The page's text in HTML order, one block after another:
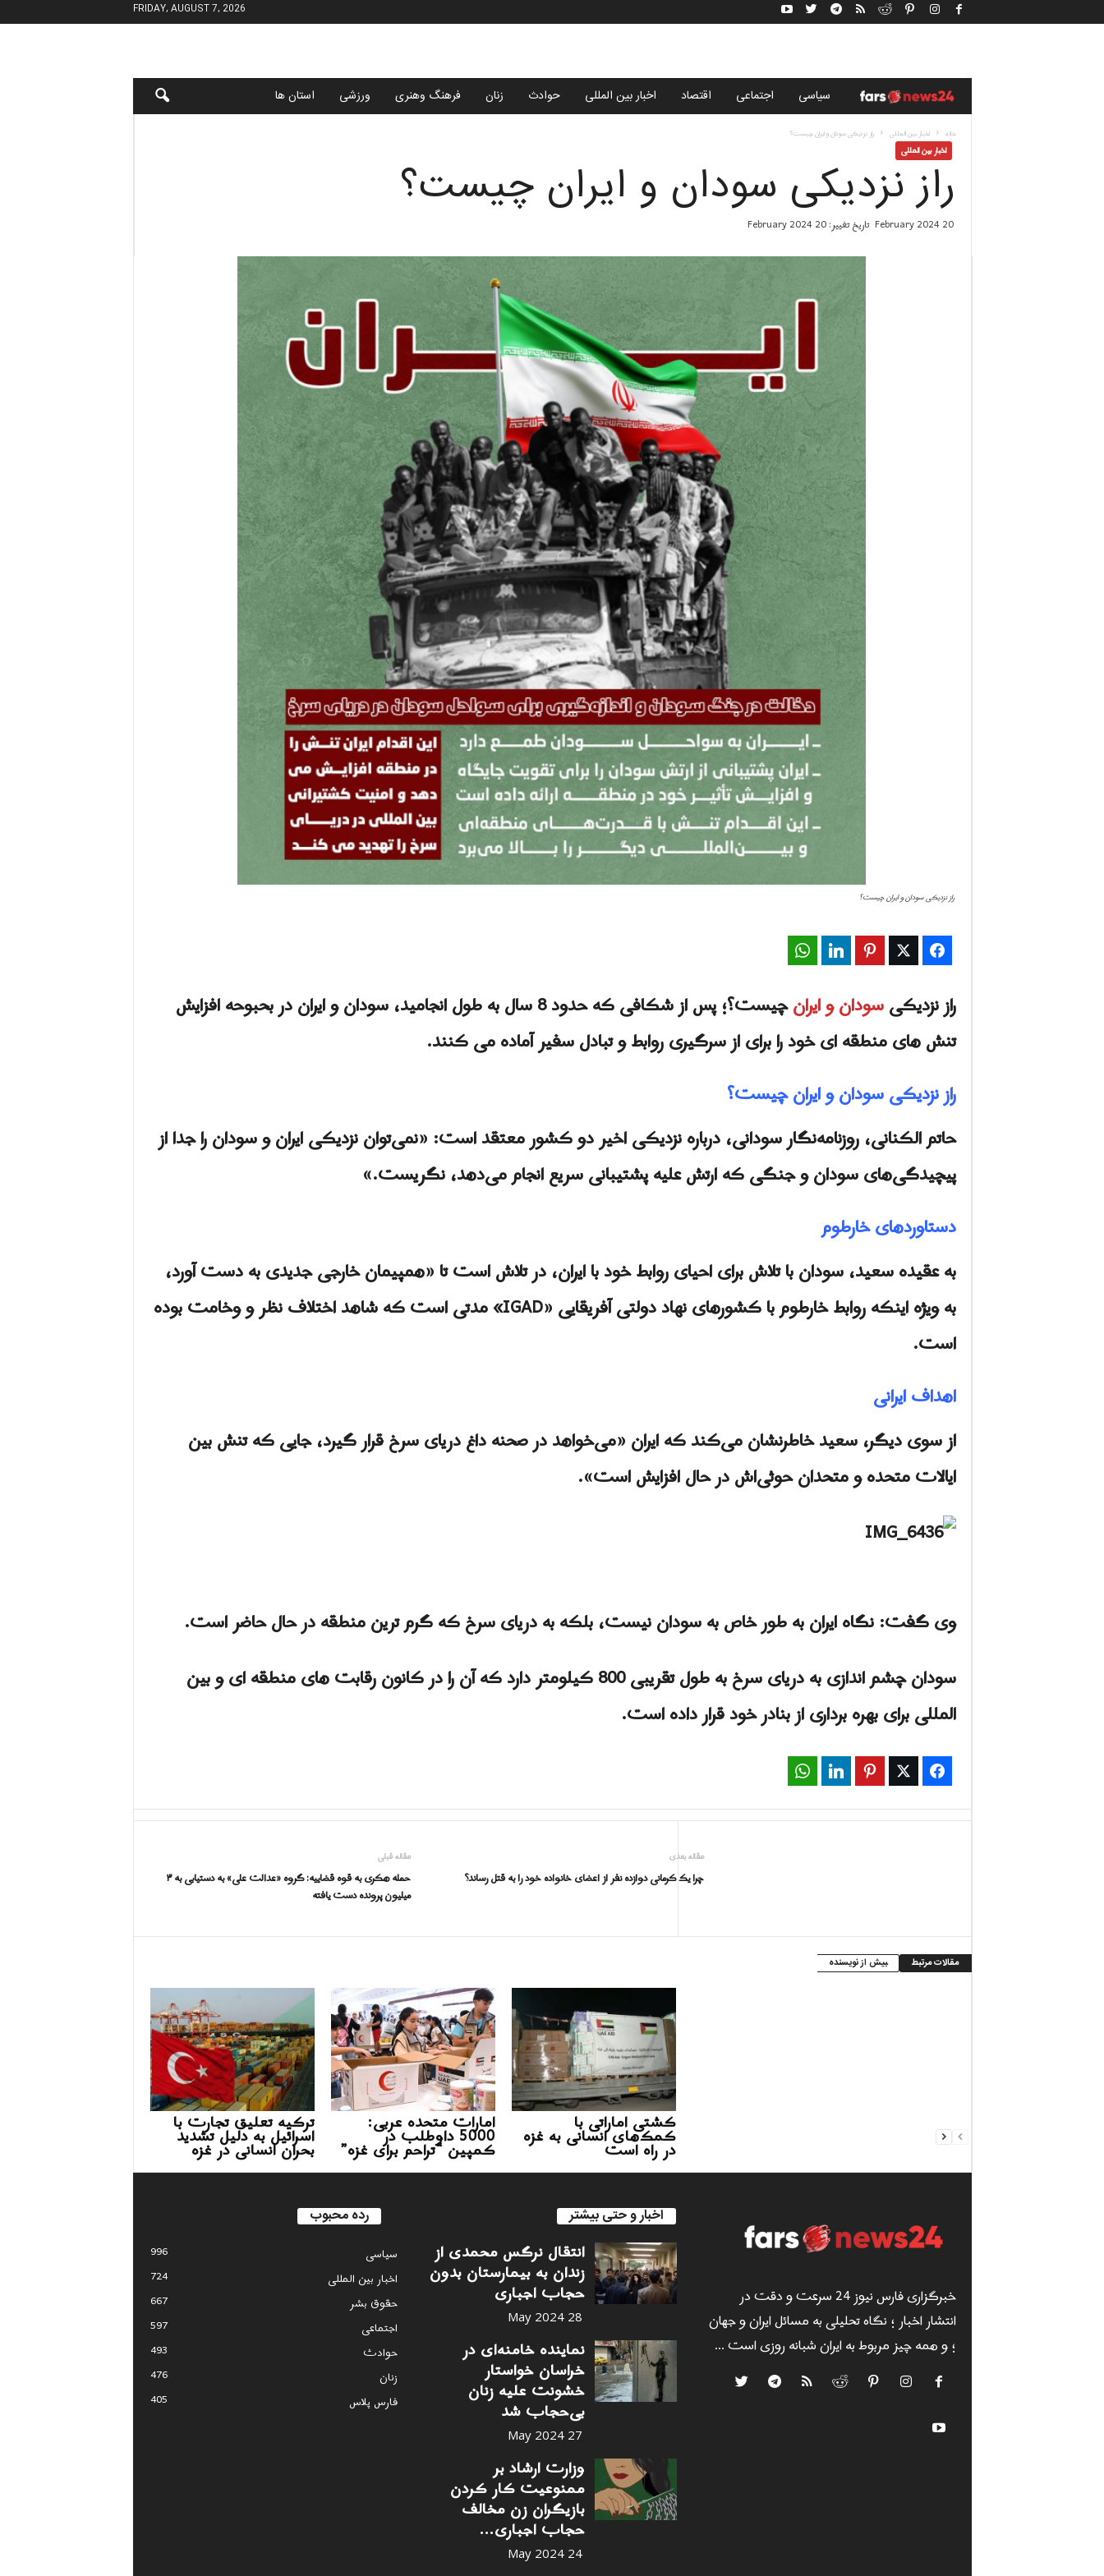
FRIDAY, AUGUST 7, 2026
ب
گ
س
و
ز
4
سياسى اجتماعی اقتصاد اخبار بین المللی حوادث زنان فرهنگ وهنری ورزشی استان ها
خانه اخبار بین المللی راز نزدیکی سودان و ایران چیست؟
اخبار بین المللی
راز نزدیکی سودان و ایران چیست؟
20 February 2024 تاریخ تغییر: 20 February 2024
راز نزدیکی سودان و ایران چیست؟
Facebook
Twitter
Pinterest
LinkedIn
راز نزدیکیسودان و ایران
چیست؟؛ پس از شکافی که حدود 8 سال به طول انجامید، سودان و ایران در بحبوحه افزایش
تنش های منطقه ای خود را برای از سرگیری روابط و تبادل سفیر آماده می کنند.
راز نزدیکی سودان و ایران چیست؟
حاتم الکنانی، روزنامه‌نگار سودانی، درباره نزدیکی اخیر دو کشور معتقد است: «نمی‌توان نزدیکی ایران و سودان را جدا از
پیچیدگی‌های سودان و جنگی که ارتش علیه پشتیبانی سریع انجام می‌دهد، نگریست.»
دستاوردهای خارطوم
به عقیده سعید، سودان با تلاش برای احیای روابط خود با ایران، در تلاش است تا «همپیمان خارجی جدیدی به دست آورد،
به ویژه اینکه روابط خارطوم با کشورهای نهاد دولتی آفریقایی «IGAD» مدتی است که شاهد اختلاف نظر و وخامت بوده
است.
اهداف ایرانی
از سوی دیگر، سعید خاطرنشان می‌کند که ایران «می‌خواهد در صحنه داغ دریای سرخ قرار گیرد، جایی که تنش بین
ایالات متحده و متحدان حوثی‌اش در حال افزایش است».
وی گفت: نگاه ایران به طور خاص به سودان نیست، بلکه به دریای سرخ که گرم ترین منطقه در حال حاضر است.
سودان چشم اندازی به دریای سرخ به طول تقریبی 800 کیلومتر دارد که آن را در کانون رقابت های منطقه ای و بین
المللی برای بهره برداری از بنادر خود قرار داده است.
Facebook
Twitter
Pinterest
LinkedIn
مقاله قبلی
حمله هکری به قوه قضاییه: گروه «عدالت علی» به دستیابی به ۳
میلیون پرونده دست یافته
مقاله بعدی
چرا یک کرمانی دوازده نفر از اعضای خانواده خود را به قتل رساند؟
مقالات مرتبط بیش از نویسنده
ترکیه تعلیق تجارت با
اسرائیل به دلیل تشدید
بحران انسانی در غزه
امارات متحده عربی:
5000 داوطلب در
کمپین “تراحم برای غزه”
کشتی اماراتی با
کمک‌های انسانی به غزه
در راه است
خبرگزاری فارس نیوز 24 سرعت و دقت در
انتشار اخبار ؛ نگاه تحلیلی به مسائل ایران و جهان
؛ و همه چیز مربوط به ایران شبانه روزی است ...
اخبار و حتی بیشتر
انتقال نرگس محمدی از
زندان به بیمارستان بدون
حجاب اجباری
28 May 2024
نماینده خامنه‌ای در
خراسان خواستار
خشونت علیه زنان
بی‌حجاب شد
27 May 2024
وزارت ارشاد بر
ممنوعیت کار کردن
بازیگران زن مخالف
حجاب اجباری...
24 May 2024
رده محبوب
سياسى
996
اخبار بین المللی
724
حقوق بشر
667
اجتماعی
597
حوادث
493
زنان
476
فارس پلاس
405